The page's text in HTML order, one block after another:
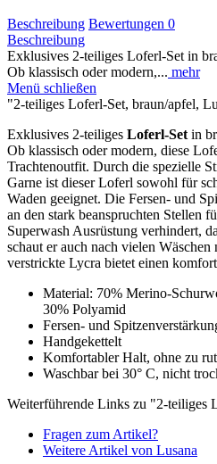
Beschreibung Bewertungen 0
Beschreibung
Exklusives 2-teiliges Loferl-Set in
Ob klassisch oder modern,... mehr
Menü schließen
"2-teiliges Loferl-Set, braun/apfel,
Exklusives 2-teiliges Loferl-Set in
Ob klassisch oder modern, diese
Trachtenoutfit. Durch die spezielle
Garne ist dieser Loferl sowohl für
Waden geeignet. Die Fersen- und
an den stark beanspruchten Stellen
Superwash Ausrüstung verhindert,
schaut er auch nach vielen
verstrickte Lycra bietet einen
Material: 70% Merino-
30% Polyamid
Fersen- und
Handgekettelt
Komfortabler Halt, ohne zu
Waschbar bei 30° C, nicht
Weiterführende Links zu "2-teiliges
Fragen zum Artikel?
Weitere Artikel von Lusana